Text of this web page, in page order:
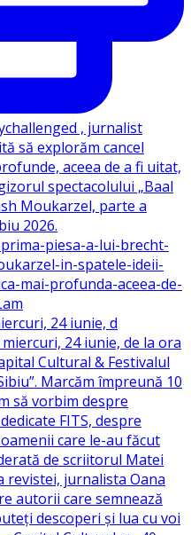
24 iunie, d